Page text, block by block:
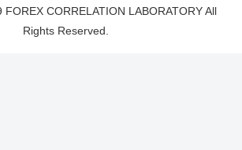
CORRELATION LABORATORY All
Rights Reserved.